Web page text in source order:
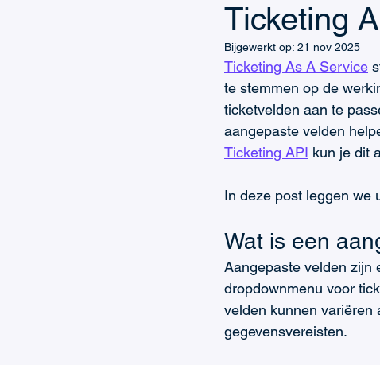
Microsoft Power Automate
Microsoft Teams Billing
Ticketing
Bijgewerkt op: 21 nov 2025
Ticketing As A Service
te stemmen op de
ticketvelden aan te
aangepaste velden
Ticketing API kun je dit
In deze post leggen we
Wat is een
Aangepaste velden zijn
dropdownmenu voor
velden kunnen variëren
gegevensvereisten.